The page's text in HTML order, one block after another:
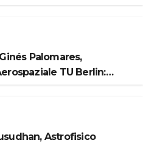
Palomares,
TU Berlin:
Astrofisico